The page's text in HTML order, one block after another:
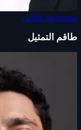
Joe Barton الكاتب
طاقم التمثيل